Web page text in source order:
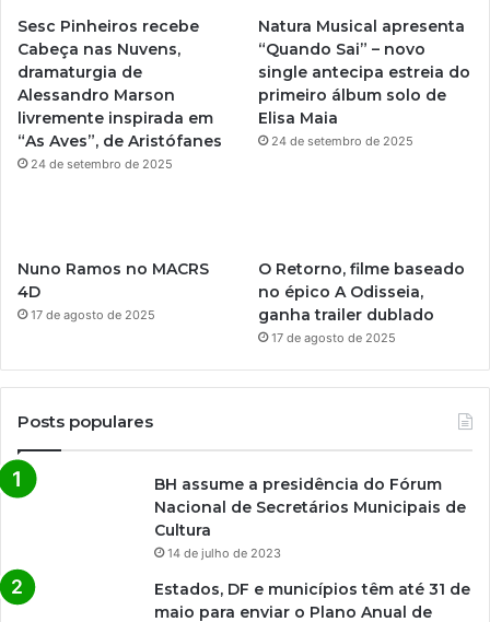
g
r
a
Sesc Pinheiros recebe
Cabeça nas Nuvens,
dramaturgia de
Alessandro Marson
livremente inspirada em
“As Aves”, de Aristófanes
24 de setembro de 2025
Natura Musical apresenta
“Quando Sai” – novo
single antecipa estreia do
primeiro álbum solo de
Elisa Maia
24 de setembro de 2025
Nuno Ramos no MACRS
4D
17 de agosto de 2025
O Retorno, filme baseado
no épico A Odisseia,
ganha trailer dublado
17 de agosto de 2025
Posts populares
BH assume a presidência do Fórum
Nacional de Secretários Municipais de
Cultura
14 de julho de 2023
Estados, DF e municípios têm até 31 de
maio para enviar o Plano Anual de